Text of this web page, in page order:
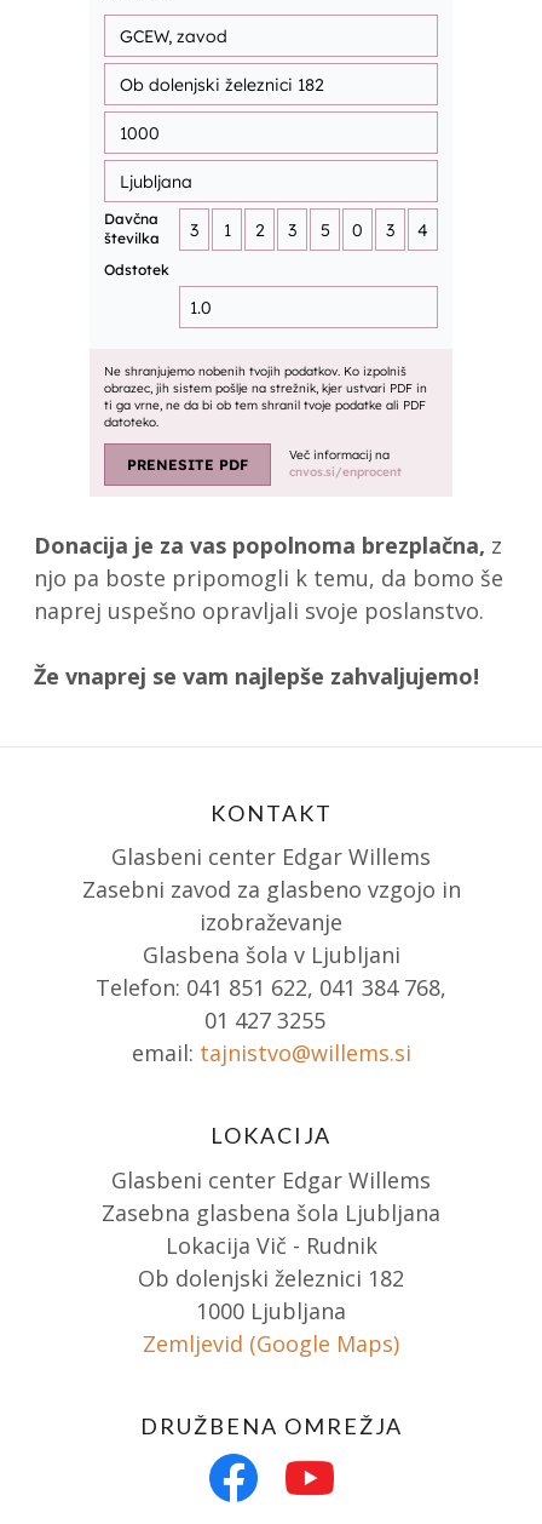
Donacija je za vas popolnoma brezplačna, z
njo pa boste pripomogli k temu, da bomo še
naprej uspešno opravljali svoje poslanstvo.
Že vnaprej se vam najlepše zahvaljujemo!
KONTAKT
Glasbeni center Edgar Willems
Zasebni zavod za glasbeno vzgojo in
izobraževanje
Glasbena šola v Ljubljani
Telefon: 041 851 622, 041 384 768,
01 427 3255
email: tajnistvo@willems.si
LOKACIJA
Glasbeni center Edgar Willems
Zasebna glasbena šola Ljubljana
Lokacija Vič - Rudnik
Ob dolenjski železnici 182
1000 Ljubljana
Zemljevid (Google Maps)
DRUŽBENA OMREŽJA